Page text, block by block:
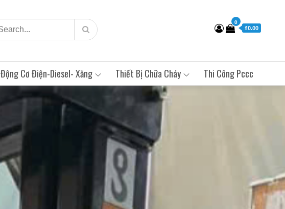
0
₫0.00
Động Cơ Điện-Diesel- Xăng Thiết Bị Chữa Cháy Thi Công Pccc